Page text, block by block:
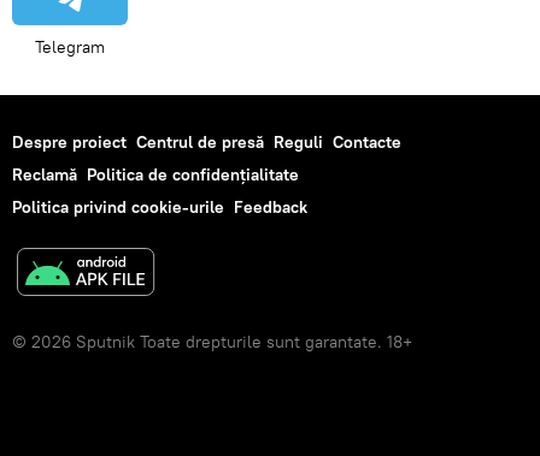
Telegram
Despre proiect Centrul de presă Reguli Contacte
Reclamă Politica de confidențialitate
Politica privind cookie-urile Feedback
© 2026 Sputnik Toate drepturile sunt garantate. 18+